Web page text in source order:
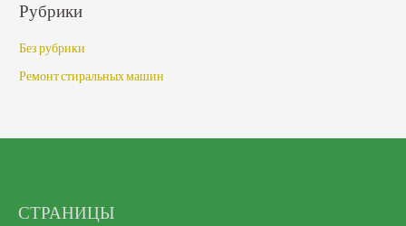
Рубрики
Без рубрики
Ремонт стиральных машин
СТРАНИЦЫ